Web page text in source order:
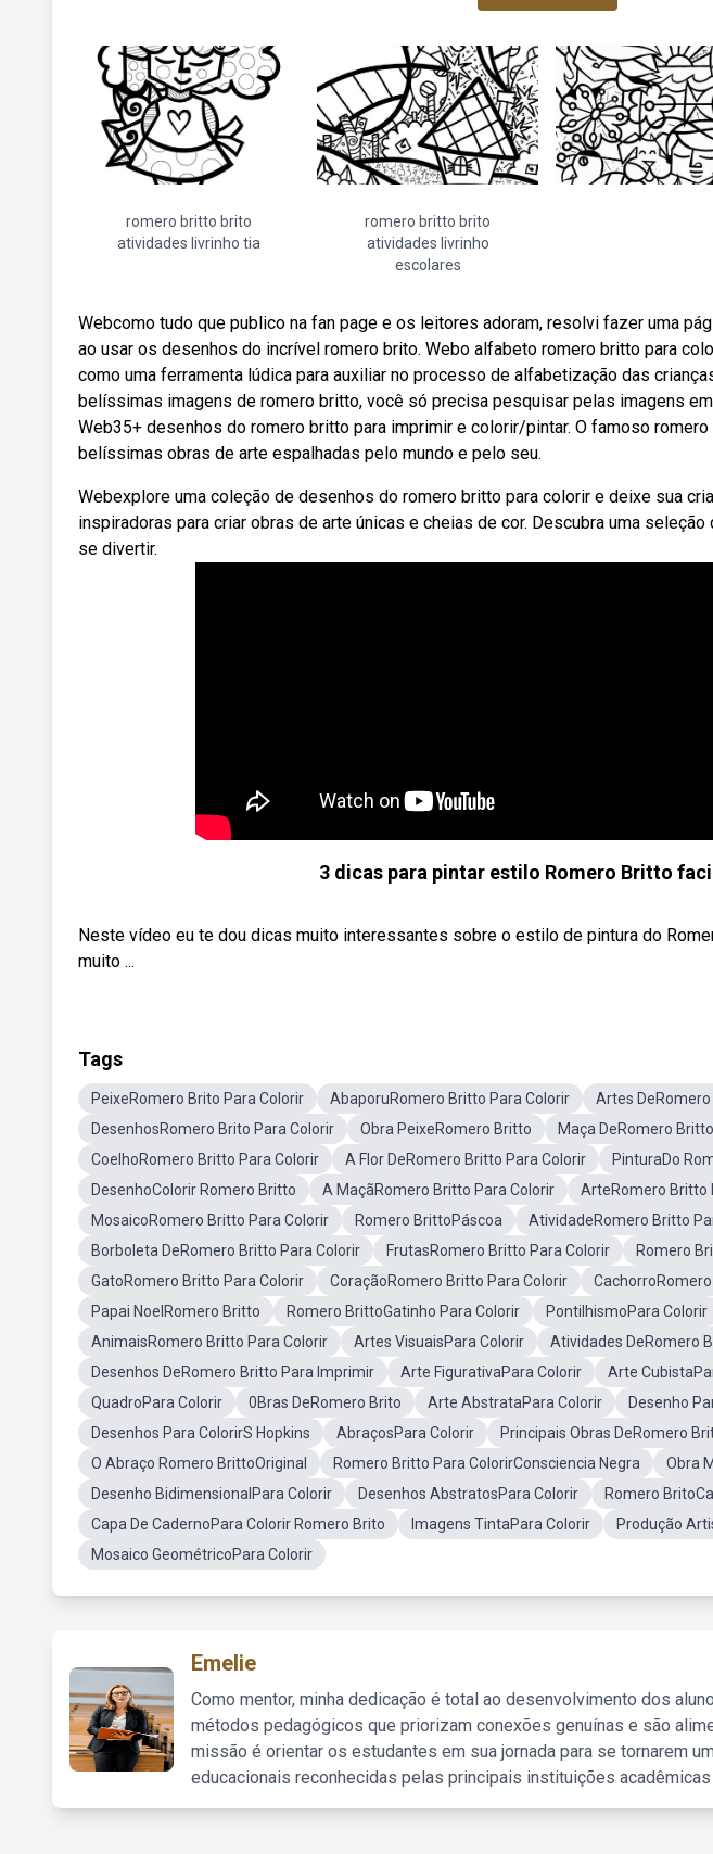
romero britto brito
atividades livrinho tia
romero britto brito
atividades livrinho
escolares
Webcomo tudo que publico na fan page e os leitores adoram, resolvi fazer uma
ao usar os desenhos do incrível romero brito. Webo alfabeto romero britto para
como uma ferramenta lúdica para auxiliar no processo de alfabetização das
belíssimas imagens de romero britto, você só precisa pesquisar pelas imagens
Web35+ desenhos do romero britto para imprimir e colorir/pintar. O famoso
belíssimas obras de arte espalhadas pelo mundo e pelo seu.
Webexplore uma coleção de desenhos do romero britto para colorir e deixe sua
inspiradoras para criar obras de arte únicas e cheias de cor. Descubra uma
se divertir.
3 dicas para pintar estilo Romero Britto
Neste vídeo eu te dou dicas muito interessantes sobre o estilo de pintura do
muito ...
Tags
PeixeRomero Brito Para Colorir AbaporuRomero Britto Para Colorir
Artes
DesenhosRomero Brito Para Colorir
Obra PeixeRomero Britto
Maça DeRomero
CoelhoRomero Britto Para Colorir
A Flor DeRomero Britto Para Colorir
PinturaDo
DesenhoColorir Romero Britto
A MaçãRomero Britto Para Colorir
ArteRomero Britto
MosaicoRomero Britto Para Colorir
Romero BrittoPáscoa
AtividadeRomero Britto
Borboleta DeRomero Britto Para Colorir
FrutasRomero Britto Para Colorir
Romero
GatoRomero Britto Para Colorir
CoraçãoRomero Britto Para Colorir
Papai NoelRomero Britto
Romero BrittoGatinho Para Colorir PontilhismoPara Colorir
AnimaisRomero Britto Para Colorir
Artes VisuaisPara Colorir Atividades DeRomero
Desenhos DeRomero Britto Para Imprimir
Arte FigurativaPara Colorir Arte
QuadroPara Colorir
0Bras DeRomero Brito Arte AbstrataPara Colorir
Desenho
Desenhos Para ColorirS Hopkins
AbraçosPara Colorir
Principais Obras DeRomero
O Abraço Romero BrittoOriginal
Romero Britto Para ColorirConsciencia Negra
Obra
Desenho BidimensionalPara Colorir
Desenhos AbstratosPara Colorir
Romero
Capa De CadernoPara Colorir Romero Brito
Imagens TintaPara Colorir
Produção
Mosaico GeométricoPara Colorir
Emelie
Como mentor, minha dedicação é total ao desenvolvimento dos
métodos pedagógicos que priorizam conexões genuínas e são
missão é orientar os estudantes em sua jornada para se tornarem
educacionais reconhecidas pelas principais instituições acadêmicas